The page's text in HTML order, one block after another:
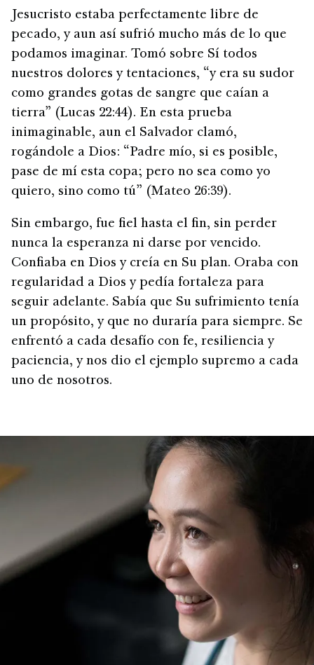
Jesucristo estaba perfectamente libre de
pecado, y aun así sufrió mucho más de lo que
podamos imaginar. Tomó sobre Sí todos
nuestros dolores y tentaciones, “y era su sudor
como grandes gotas de sangre que caían a
tierra” (Lucas 22:44). En esta prueba
inimaginable, aun el Salvador clamó,
rogándole a Dios: “Padre mío, si es posible,
pase de mí esta copa; pero no sea como yo
quiero, sino como tú” (Mateo 26:39).
Sin embargo, fue fiel hasta el fin, sin perder
nunca la esperanza ni darse por vencido.
Confiaba en Dios y creía en Su plan. Oraba con
regularidad a Dios y pedía fortaleza para
seguir adelante. Sabía que Su sufrimiento tenía
un propósito, y que no duraría para siempre. Se
enfrentó a cada desafío con fe, resiliencia y
paciencia, y nos dio el ejemplo supremo a cada
uno de nosotros.